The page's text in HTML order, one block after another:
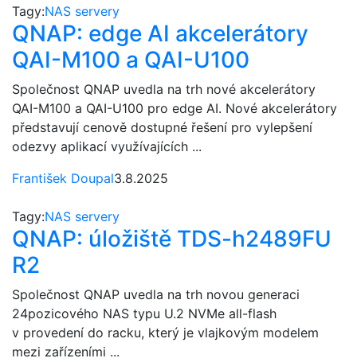
Tagy:NAS servery
QNAP: edge AI akcelerátory
QAI-M100 a QAI-U100
Společnost QNAP uvedla na trh nové akcelerátory
QAI-M100 a QAI-U100 pro edge AI. Nové akcelerátory
představují cenově dostupné řešení pro vylepšení
odezvy aplikací využívajících ...
František Doupal3.8.2025
Tagy:NAS servery
QNAP: úložiště TDS-h2489FU
R2
Společnost QNAP uvedla na trh novou generaci
24pozicového NAS typu U.2 NVMe all-flash
v provedení do racku, který je vlajkovým modelem
mezi zařízeními ...